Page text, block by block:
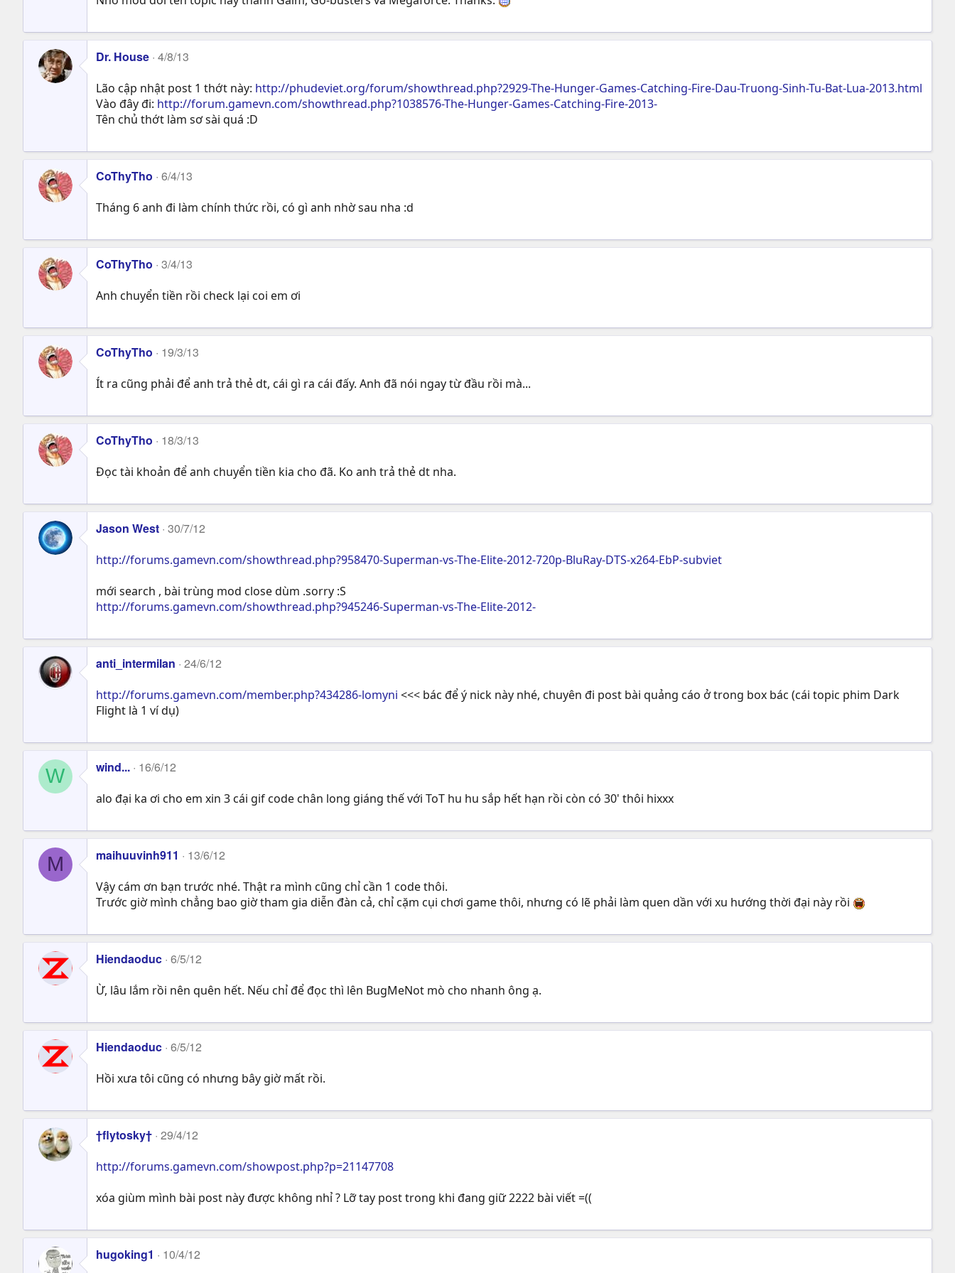
Dr. House 4/8/13
Lão cập nhật post 1 thớt này: http://phudeviet.org/forum/showthread.php?2929-The-Hunger-Games-Catching-Fire-Dau-Truong-Sinh-Tu-Bat-Lua-2013.html
Vào đây đi: http://forum.gamevn.com/showthread.php?1038576-The-Hunger-Games-Catching-Fire-2013-
Tên chủ thớt làm sơ sài quá :D
CoThyTho 6/4/13
Tháng 6 anh đi làm chính thức rồi, có gì anh nhờ sau nha :d
CoThyTho 3/4/13
Anh chuyển tiền rồi check lại coi em ơi
CoThyTho 19/3/13
Ít ra cũng phải để anh trả thẻ dt, cái gì ra cái đấy. Anh đã nói ngay từ đầu rồi mà...
CoThyTho 18/3/13
Đọc tài khoản để anh chuyển tiền kia cho đã. Ko anh trả thẻ dt nha.
Jason West 30/7/12
http://forums.gamevn.com/showthread.php?958470-Superman-vs-The-Elite-2012-720p-BluRay-DTS-x264-EbP-subviet
mới search , bài trùng mod close dùm .sorry :S
http://forums.gamevn.com/showthread.php?945246-Superman-vs-The-Elite-2012-
anti_intermilan 24/6/12
http://forums.gamevn.com/member.php?434286-lomyni <<< bác để ý nick này nhé, chuyên đi post bài quảng cáo ở trong box bác (cái topic phim Dark
Flight là 1 ví dụ)
W wind... 16/6/12
alo đại ka ơi cho em xin 3 cái gif code chân long giáng thế với ToT hu hu sắp hết hạn rồi còn có 30' thôi hixxx
M maihuuvinh911 13/6/12
Vậy cám ơn bạn trước nhé. Thật ra mình cũng chỉ cần 1 code thôi.
Trước giờ mình chẳng bao giờ tham gia diễn đàn cả, chỉ cặm cụi chơi game thôi, nhưng có lẽ phải làm quen dần với xu hướng thời đại này rồi
Hiendaoduc 6/5/12
Ừ, lâu lắm rồi nên quên hết. Nếu chỉ để đọc thì lên BugMeNot mò cho nhanh ông ạ.
Hiendaoduc 6/5/12
Hồi xưa tôi cũng có nhưng bây giờ mất rồi.
†flytosky† 29/4/12
http://forums.gamevn.com/showpost.php?p=21147708
xóa giùm mình bài post này được không nhỉ ? Lỡ tay post trong khi đang giữ 2222 bài viết =((
hugoking1 10/4/12